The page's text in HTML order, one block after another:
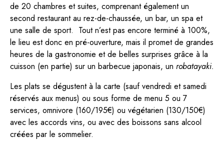
de 20 chambres et suites, comprenant également un
second restaurant au rez-de-chaussée, un bar, un spa et
une salle de sport. Tout n’est pas encore terminé à 100%,
le lieu est donc en pré-ouverture, mais il promet de grandes
heures de la gastronomie et de belles surprises grâce à la
cuisson (en partie) sur un barbecue japonais, un robatayaki.
Les plats se dégustent à la carte (sauf vendredi et samedi
réservés aux menus) ou sous forme de menu 5 ou 7
services, omnivore (160/195€) ou végétarien (130/150€)
avec les accords vins, ou avec des boissons sans alcool
créées par le sommelier.